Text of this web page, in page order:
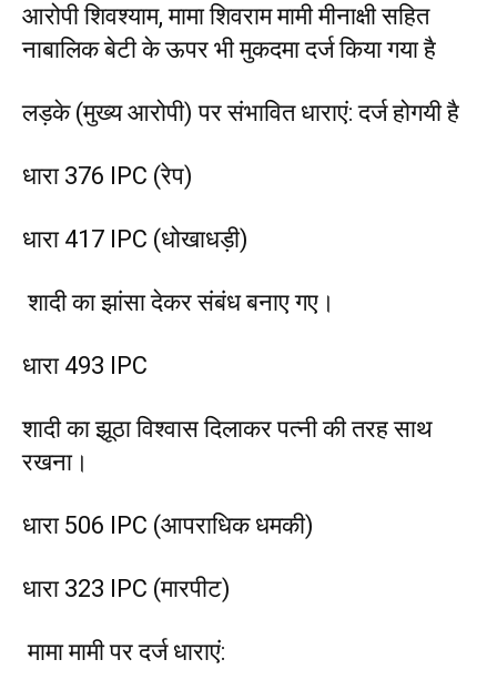
आरोपी शिवश्याम, मामा शिवराम मामी मीनाक्षी सहित
नाबालिक बेटी के ऊपर भी मुकदमा दर्ज किया गया है
लड़के (मुख्य आरोपी) पर संभावित धाराएं: दर्ज होगयी है
धारा 376 IPC (रेप)
धारा 417 IPC (धोखाधड़ी)
शादी का झांसा देकर संबंध बनाए गए।
धारा 493 IPC
शादी का झूठा विश्वास दिलाकर पत्नी की तरह साथ
रखना।
धारा 506 IPC (आपराधिक धमकी)
धारा 323 IPC (मारपीट)
मामा मामी पर दर्ज धाराएं: